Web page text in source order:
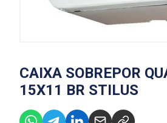
CAIXA SOBREPOR
15X11 BR STILUS